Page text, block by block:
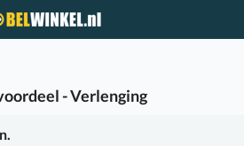
- Verlenging